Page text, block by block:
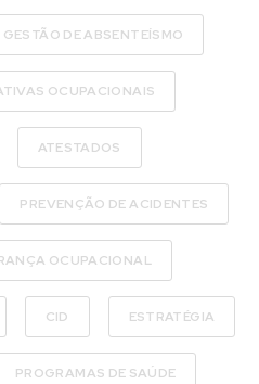
GESTÃO DE ABSENTEÍSMO
OCUPACIONAIS
ATESTADOS
PREVENÇÃO DE ACIDENTES
OCUPACIONAL
CID ESTRATÉGIA
PROGRAMAS DE SAÚDE